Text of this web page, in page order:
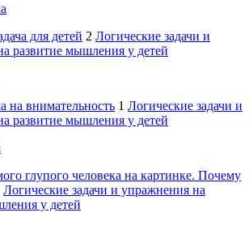
для детей 2 Логические задачи и
развитие мышления у детей
на внимательность 1 Логические задачи и
развитие мышления у детей
глупого человека на картинке. Почему
Логические задачи и упражнения на
у детей